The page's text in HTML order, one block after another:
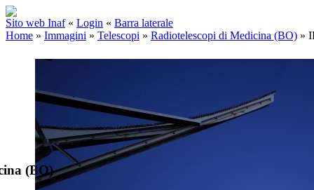
Sito web Inaf « Login « Barra laterale
Home » Immagini » Telescopi » Radiotelescopi di Medicina (BO) »
(BO)